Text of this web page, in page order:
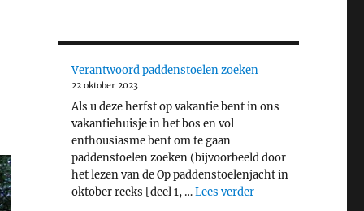
Verantwoord paddenstoelen zoeken
22 oktober 2023
Als u deze herfst op vakantie bent in ons
vakantiehuisje in het bos en vol
enthousiasme bent om te gaan
paddenstoelen zoeken (bijvoorbeeld door
het lezen van de Op paddenstoelenjacht in
oktober reeks [deel 1, …Lees verder"Verantwoord